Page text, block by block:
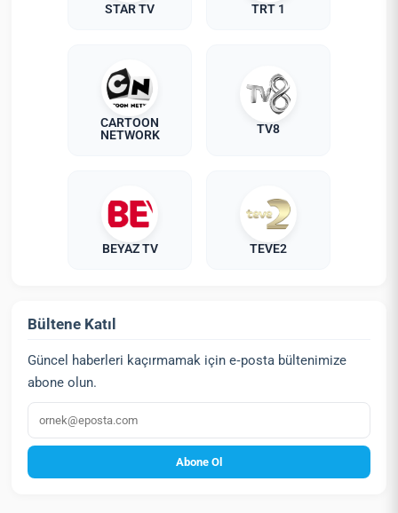
STAR TV TRT 1
CARTOON
NETWORK
TV8
BEYAZ TV TEVE2
Bültene Katıl
Güncel haberleri kaçırmamak için e‑posta bültenimize
abone olun.
E‑posta
Abone Ol